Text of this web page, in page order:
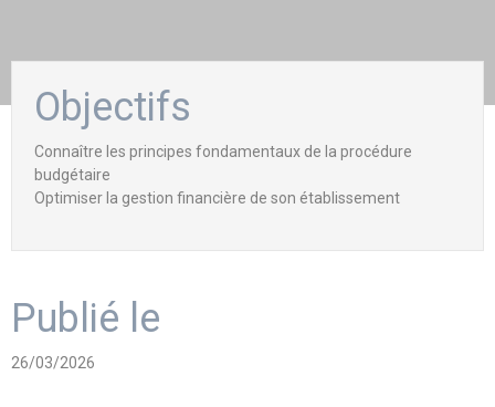
Objectifs
Connaître les principes fondamentaux de la procédure
budgétaire
Optimiser la gestion financière de son établissement
Publié le
26/03/2026